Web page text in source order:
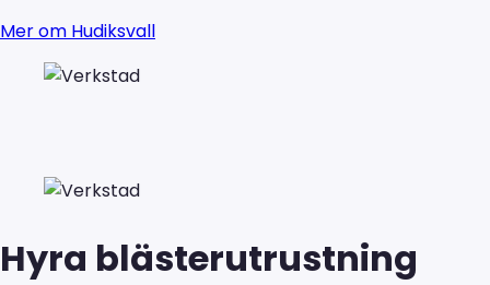
Mer om Hudiksvall
Hyra blästerutrustning